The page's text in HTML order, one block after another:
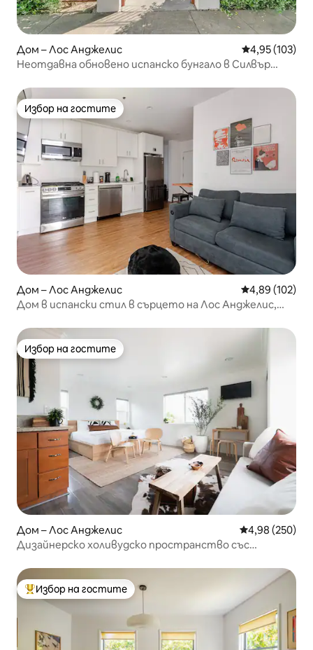
Дом – Лос Анджелис Средна
4,95 (103)
Неотдавна обновено испанско бунгало в Силвър
Избор на гостите
Избор на гостите
Дом – Лос Анджелис Средна
4,89 (102)
Дом в испански стил в сърцето на Лос Анджелис,
Избор на гостите
Избор на гостите
Дом – Лос Анджелис Средна
4,98 (250)
Дизайнерско холивудско пространство със
Най-популярен избор на гостите
Избор на гостите